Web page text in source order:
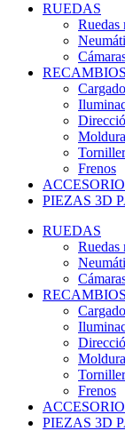
RUEDAS
Ruedas
RECAMBIOS
Frenos
PIEZAS 3D
RUEDAS
Ruedas
RECAMBIOS
Frenos
PIEZAS 3D